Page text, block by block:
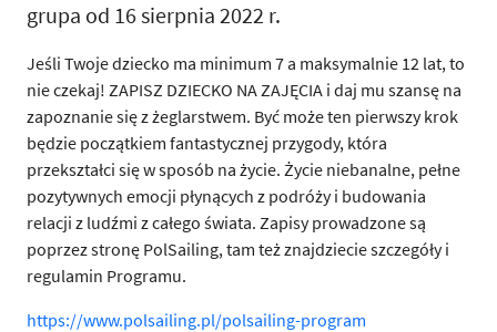
grupa od 16 sierpnia 2022 r.
Jeśli Twoje dziecko ma minimum 7 a maksymalnie 12 lat, to
nie czekaj! ZAPISZ DZIECKO NA ZAJĘCIA i daj mu szansę na
zapoznanie się z żeglarstwem. Być może ten pierwszy krok
będzie początkiem fantastycznej przygody, która
przekształci się w sposób na życie. Życie niebanalne, pełne
pozytywnych emocji płynących z podróży i budowania
relacji z ludźmi z całego świata. Zapisy prowadzone są
poprzez stronę PolSailing, tam też znajdziecie szczegóły i
regulamin Programu.
https://www.polsailing.pl/polsailing-program